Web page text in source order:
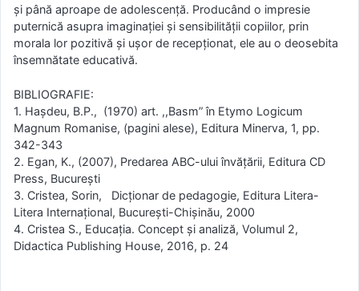
şi până aproape de adolescenţă. Producând o impresie
puternică asupra imaginaţiei şi sensibilităţii copiilor, prin
morala lor pozitivă şi uşor de recepţionat, ele au o deosebita
însemnătate educativă.
BIBLIOGRAFIE:
1. Hașdeu, B.P., (1970) art. ,,Basm” în Etymo Logicum
Magnum Romanise, (pagini alese), Editura Minerva, 1, pp.
342-343
2. Egan, K., (2007), Predarea ABC-ului învăţării, Editura CD
Press, Bucureşti
3. Cristea, Sorin, Dicţionar de pedagogie, Editura Litera-
Litera Internaţional, Bucureşti-Chişinău, 2000
4. Cristea S., Educația. Concept și analiză, Volumul 2,
Didactica Publishing House, 2016, p. 24